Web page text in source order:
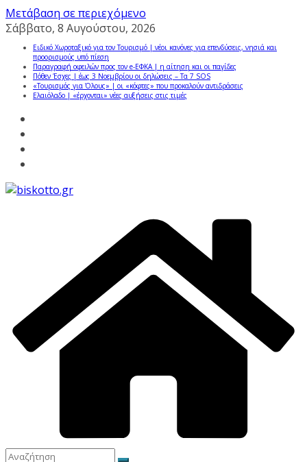
Μετάβαση σε περιεχόμενο
Σάββατο, 8 Αυγούστου, 2026
Ειδικό Χωροταξικό για τον Τουρισμό | νέοι κανόνες για επενδύσεις, νησιά και
προορισμούς υπό πίεση
Παραγραφή οφειλών προς τον e-ΕΦΚΑ | η αίτηση και οι παγίδες
Πόθεν Έσχες | έως 3 Νοεμβρίου οι δηλώσεις – Τα 7 SOS
«Τουρισμός για Όλους» | οι «κόφτες» που προκαλούν αντιδράσεις
Ελαιόλαδο | «έρχονται» νέες αυξήσεις στις τιμές